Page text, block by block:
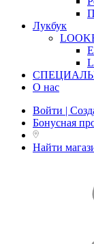
Лукбук
О нас
Войти |
Бонусная
Найти